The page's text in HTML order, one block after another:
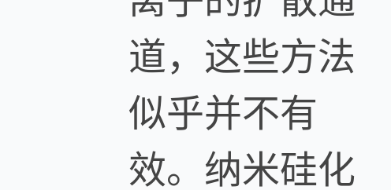
道，这些方法
似乎并不有
效。纳米硅化